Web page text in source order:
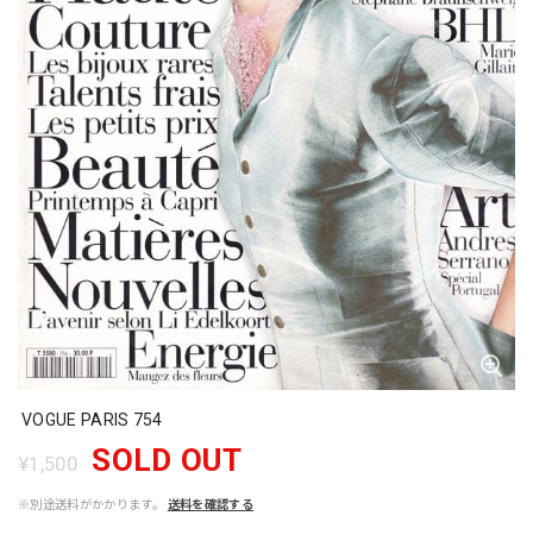
VOGUE PARIS 754
¥1,500 SOLD OUT
※別途送料がかかります。 送料を確認する